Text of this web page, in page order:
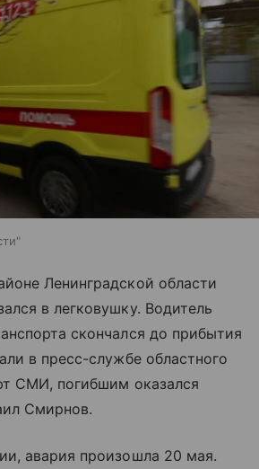
Ленинградской области
в легковушку. Водитель
скончался до прибытия
в пресс-службе областного
СМИ, погибшим оказался
Смирнов.
авария произошла 20 мая.